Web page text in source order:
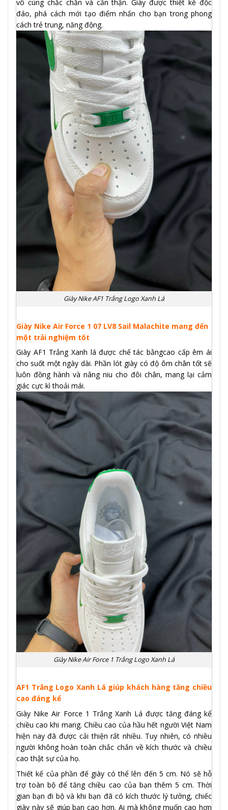
vô cùng chắc chắn và cẩn thận. Giày được thiết kế độc
đáo, phá cách mới tạo điểm nhấn cho bạn trong phong
cách trẻ trung, năng động.
Giày Nike AF1 Trắng Logo Xanh Lá
Giày Nike Air Force 1 07 LV8 Sail Malachite mang đến
một trải nghiệm tốt
Giày AF1 Trắng Xanh lá được chế tác bằngcao cấp êm ái
cho suốt một ngày dài. Phần lót giày có độ ôm chân tốt sẽ
luôn đồng hành và nâng niu cho đôi chân, mang lại cảm
giác cực kì thoải mái.
Giày Nike Air Force 1 Trắng Logo Xanh Lá
AF1 Trắng Logo Xanh Lá giúp khách hàng tăng chiều
cao đáng kể
Giày Nike Air Force 1 Trắng Xanh Lá được tăng đáng kể
chiều cao khi mang. Chiều cao của hầu hết người Việt Nam
hiện nay đã được cải thiện rất nhiều. Tuy nhiên, có nhiều
người không hoàn toàn chắc chắn về kích thước và chiều
cao thật sự của họ.
Thiết kế của phần đế giày có thể lên đến 5 cm. Nó sẽ hỗ
trợ toàn bộ để tăng chiều cao của bạn thêm 5 cm. Thời
gian bạn đi bộ và khi bạn đã có kích thước lý tưởng, chiếc
giày này sẽ giúp bạn cao hơn. Ai mà không muốn cao hơn